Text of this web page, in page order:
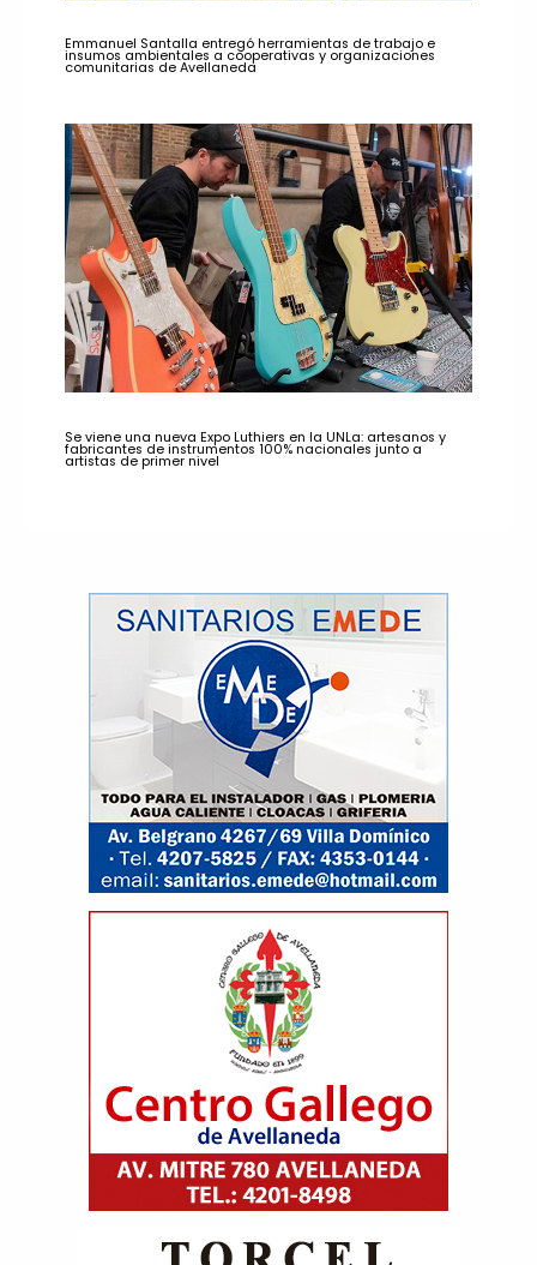
Emmanuel Santalla entregó herramientas de trabajo e
insumos ambientales a cooperativas y organizaciones
comunitarias de Avellaneda
Se viene una nueva Expo Luthiers en la UNLa: artesanos y
fabricantes de instrumentos 100% nacionales junto a
artistas de primer nivel